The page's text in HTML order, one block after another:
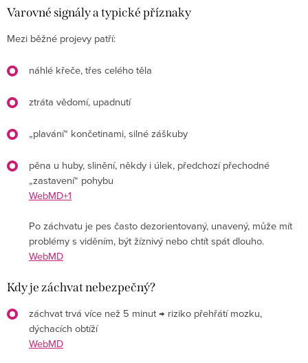
Varovné signály a typické příznaky
Mezi běžné projevy patří:
náhlé křeče, třes celého těla
ztráta vědomí, upadnutí
„plavání“ končetinami, silné záškuby
pěna u huby, slinění, někdy i úlek, předchozí přechodné
„zastavení“ pohybu
WebMD+1
Po záchvatu je pes často dezorientovaný, unavený, může mít
problémy s viděním, být žíznivý nebo chtít spát dlouho.
WebMD
Kdy je záchvat nebezpečný?
záchvat trvá více než 5 minut → riziko přehřátí mozku,
dýchacích obtíží
WebMD